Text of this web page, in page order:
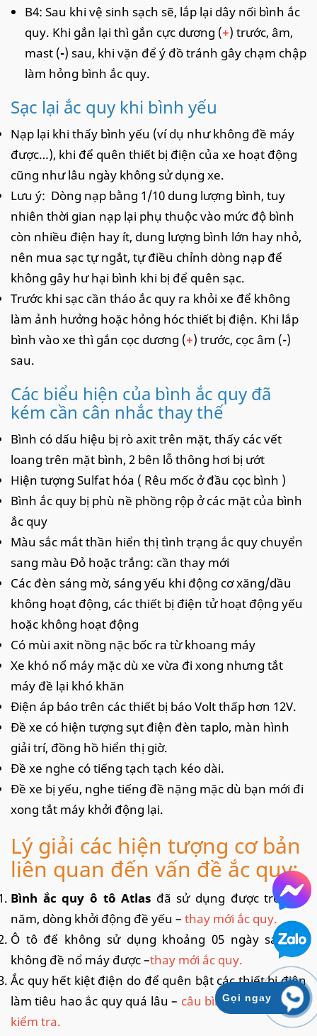
B4: Sau khi vệ sinh sạch sẽ, lắp lại dây nối bình ắc
quy. Khi gắn lại thì gắn cực dương (+) trước, âm,
mast (-) sau, khi vặn để ý đồ tránh gây chạm chập
làm hỏng bình ắc quy.
Sạc lại ắc quy khi bình yếu
Nạp lại khi thấy bình yếu (ví dụ như không đề máy
được…), khi để quên thiết bị điện của xe hoạt động
cũng như lâu ngày không sử dụng xe.
Lưu ý: Dòng nạp bằng 1/10 dung lượng bình, tuy
nhiên thời gian nạp lại phụ thuộc vào mức độ bình
còn nhiều điện hay ít, dung lượng bình lớn hay nhỏ,
nên mua sạc tự ngắt, tự điều chỉnh dòng nạp để
không gây hư hại bình khi bị để quên sạc.
Trước khi sạc cần tháo ắc quy ra khỏi xe để không
làm ảnh hưởng hoặc hỏng hóc thiết bị điện. Khi lắp
bình vào xe thì gắn cọc dương (+) trước, cọc âm (-)
sau.
Các biểu hiện của bình ắc quy đã
kém cần cân nhắc thay thế
Bình có dấu hiệu bị rò axit trên mặt, thấy các vết
loang trên mặt bình, 2 bên lỗ thông hơi bị ướt
Hiện tượng Sulfat hóa ( Rêu mốc ở đầu cọc bình )
Bình ắc quy bị phù nề phồng rộp ở các mặt của bình
ắc quy
Màu sắc mắt thần hiển thị tình trạng ắc quy chuyển
sang màu Đỏ hoặc trắng: cần thay mới
Các đèn sáng mờ, sáng yếu khi động cơ xăng/dầu
không hoạt động, các thiết bị điện tử hoạt động yếu
hoặc không hoạt động
Có mùi axit nồng nặc bốc ra từ khoang máy
Xe khó nổ máy mặc dù xe vừa đi xong nhưng tắt
máy đề lại khó khăn
Điện áp báo trên các thiết bị báo Volt thấp hơn 12V.
Đề xe có hiện tượng sụt điện đèn taplo, màn hình
giải trí, đồng hồ hiển thị giờ.
Đề xe nghe có tiếng tạch tạch kéo dài.
Đề xe bị yếu, nghe tiếng đề nặng mặc dù bạn mới đi
xong tắt máy khởi động lại.
Lý giải các hiện tượng cơ bản
liên quan đến vấn đề ắc quy:
Bình ắc quy ô tô Atlas đã sử dụng được trên 02
năm, dòng khởi động đề yếu – thay mới ắc quy.
Ô tô để không sử dụng khoảng 05 ngày sau đó
không đề nổ máy được –thay mới ắc quy.
Ắc quy hết kiệt điện do để quên bật các thiết bị điện
làm tiêu hao ắc quy quá lâu – câu bình cho xe đề nổ
kiểm tra.
Gọi ngay